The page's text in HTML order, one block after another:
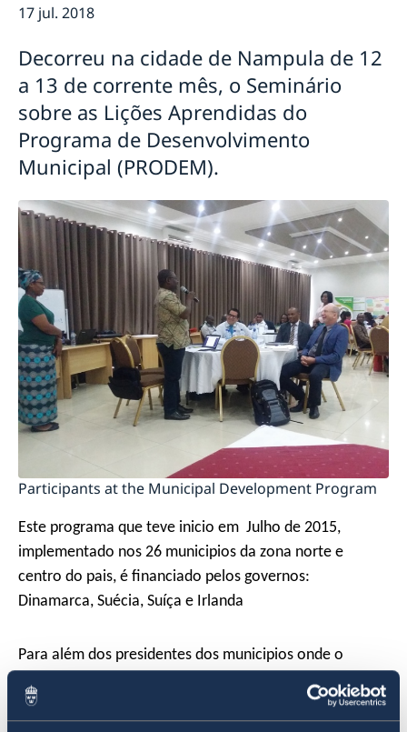
Vaga para Oficial de Comunicação
Estudante para a Suécia
Contratação de serviços de monitoria em Niassa
para a Embaixada da Suécia em Maputo
Provedora de Justiça da Criança da Suécia visita
Moçambique
Suécia e parceiros lançam subsídio para crianças em
Nampula
17 jul. 2018
Decorreu na cidade de Nampula de 12
a 13 de corrente mês, o Seminário
sobre as Lições Aprendidas do
Programa de Desenvolvimento
Municipal (PRODEM).
Participants at the Municipal Development Program
Este programa que teve inicio em Julho de 2015,
implementado nos 26 municipios da zona norte e
centro do pais, é financiado pelos governos:
Dinamarca, Suécia, Suíça e Irlanda
Para além dos presidentes dos municipios onde o
participação de outros parceiros que também